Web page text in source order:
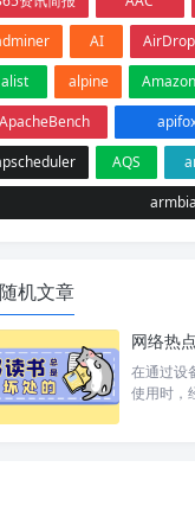
AI AirDrop
alist
alpine Amazon
AQS
随机文章
在通过设
使用时，